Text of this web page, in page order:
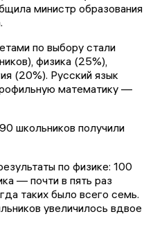
министр образования
по выбору стали
физика (25%),
(20%). Русский язык
математику —
школьников получили
по физике: 100
— почти в пять раз
таких было всего семь.
увеличилось вдвое